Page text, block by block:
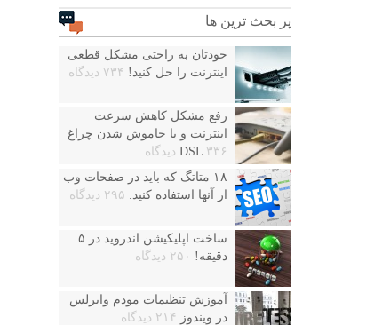
پر بحث ترین ها
خودتان به راحتی مشکل قطعی
اینترنت را حل کنید! ۷۳۴ دیدگاه
رفع مشکل کاهش سرعت
اینترنت و یا خاموش شدن چراغ
DSL ۳۳۶ دیدگاه
۱۸ متاتگ که باید در صفحات وب
از آنها استفاده کنید. ۲۹۵ دیدگاه
ساخت اپلیکیشن اندروید در ۵
دقیقه! ۲۵۰ دیدگاه
آموزش تنظیمات مودم وایرلس
در ویندوز
۲۱۴ دیدگاه